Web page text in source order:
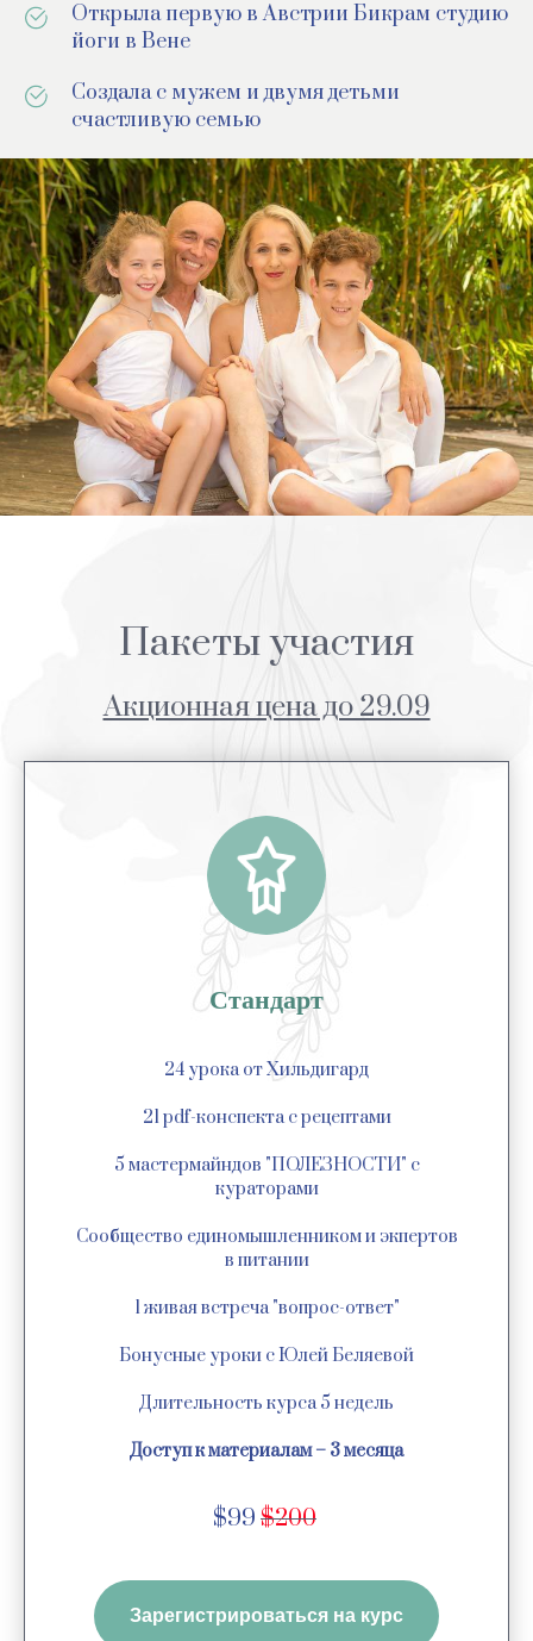
Открыла первую в Австрии Бикрам студию
йоги в Вене
Создала с мужем и двумя детьми
счастливую семью
Пакеты участия
Акционная цена до 29.09
Стандарт
24 урока от Хильдигард
21 pdf-конспекта с рецептами
5 мастермайндов "ПОЛЕЗНОСТИ" с
кураторами
Сообщество единомышленником и экпертов
в питании
1 живая встреча "вопрос-ответ"
Бонусные уроки с Юлей Беляевой
Длительность курса 5 недель
Доступ к материалам – 3 месяца
$99 $200
Зарегистрироваться на курс